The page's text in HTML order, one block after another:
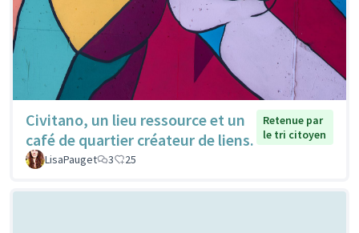
Civitano, un lieu ressource et un
café de quartier créateur de liens.
Retenue par
le tri citoyen
LisaPauget
3 25